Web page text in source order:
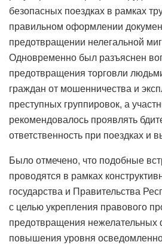
безопасных поездках в рамках
правильном оформлении
предотвращении нелегальной
Одновременно был разъяснен
предотвращения торговли
граждан от мошенничества и
преступных группировок, а
рекомендовалось проявлять
ответственность при поездках и
Было отмечено, что подобные
проводятся в рамках
государства и Правительства
с целью укрепления правового
предотвращения нежелательных
повышения уровня